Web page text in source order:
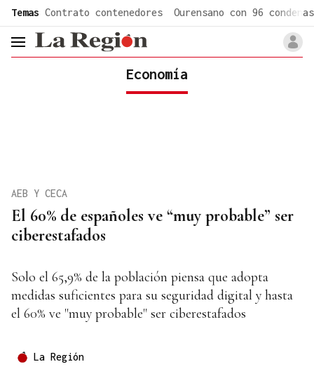
Temas Contrato contenedores Ourensano con 96 condenas
header.menu.open
Economía
El 60% de españoles ve “muy probable” ser
ciberestafados
AEB Y CECA
Solo el 65,9% de la población piensa que adopta
medidas suficientes para su seguridad digital y hasta
el 60% ve "muy probable" ser ciberestafados
La Región